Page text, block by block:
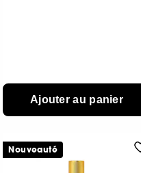
Ajouter au panier
Nouveauté